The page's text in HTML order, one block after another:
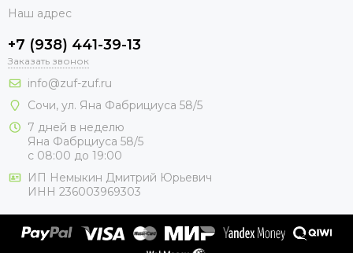
Наш адрес
+7 (938) 441-39-13
Заказать звонок
info@zuf-zuf.ru
Сочи, ул. Яна Фабрициуса 58/5
7 дней в неделю
Яна Фабрциуса 58/5
с 08:00 до 19:00
ИП Немыкин Дмитрий Юрьевич
ИНН 236003969303